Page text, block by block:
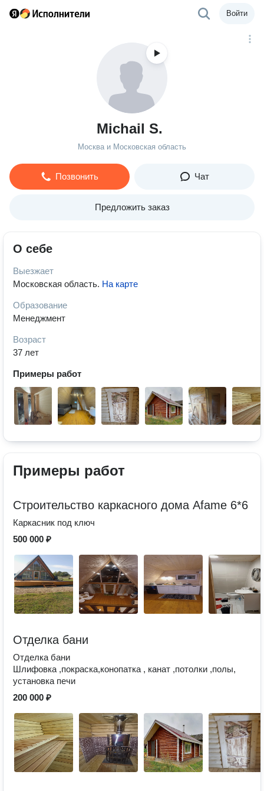
Войти
Michail S.
Москва и Московская область
Позвонить Чат
Предложить заказ
О себе
Выезжает
Московская область. На карте
Образование
Менеджмент
Возраст
37 лет
Примеры работ
Примеры работ
Строительство каркасного дома Afame 6*6
Каркасник под ключ
500 000 ₽
Отделка бани
Отделка бани
Шлифовка ,покраска,конопатка , канат ,потолки ,полы,
установка печи
200 000 ₽